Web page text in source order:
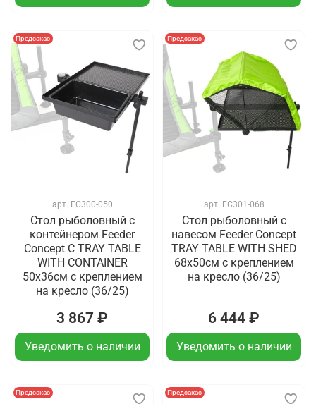
Предзаказ
арт. FC300-050
Стол рыболовный с
контейнером Feeder
Concept C TRAY TABLE
WITH CONTAINER
50x36см с креплением
на кресло (36/25)
3 867 ₽
Уведомить о наличии
Предзаказ
арт. FC301-068
Стол рыболовный с
навесом Feeder Concept
TRAY TABLE WITH SHED
68x50см с креплением
на кресло (36/25)
6 444 ₽
Уведомить о наличии
Предзаказ Предзаказ